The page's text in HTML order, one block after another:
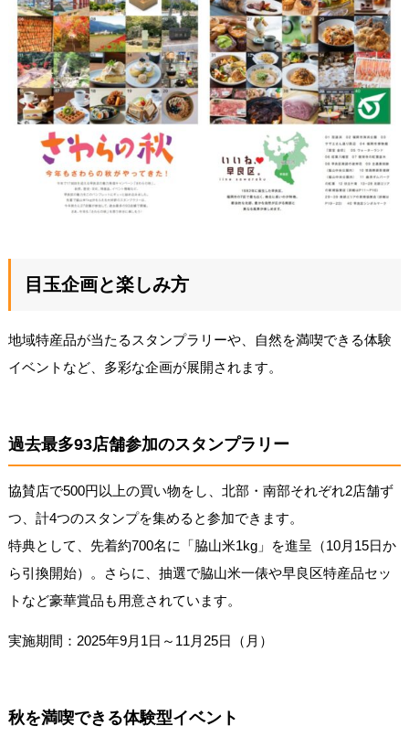
目玉企画と楽しみ方
地域特産品が当たるスタンプラリーや、自然を満喫できる体験
イベントなど、多彩な企画が展開されます。
過去最多93店舗参加のスタンプラリー
協賛店で500円以上の買い物をし、北部・南部それぞれ2店舗ず
つ、計4つのスタンプを集めると参加できます。
特典として、先着約700名に「脇山米1kg」を進呈（10月15日か
ら引換開始）。さらに、抽選で脇山米一俵や早良区特産品セッ
トなど豪華賞品も用意されています。
実施期間：2025年9月1日～11月25日（月）
秋を満喫できる体験型イベント